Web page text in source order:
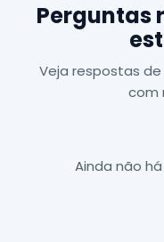
Perguntas
Veja respostas
com
Ainda não